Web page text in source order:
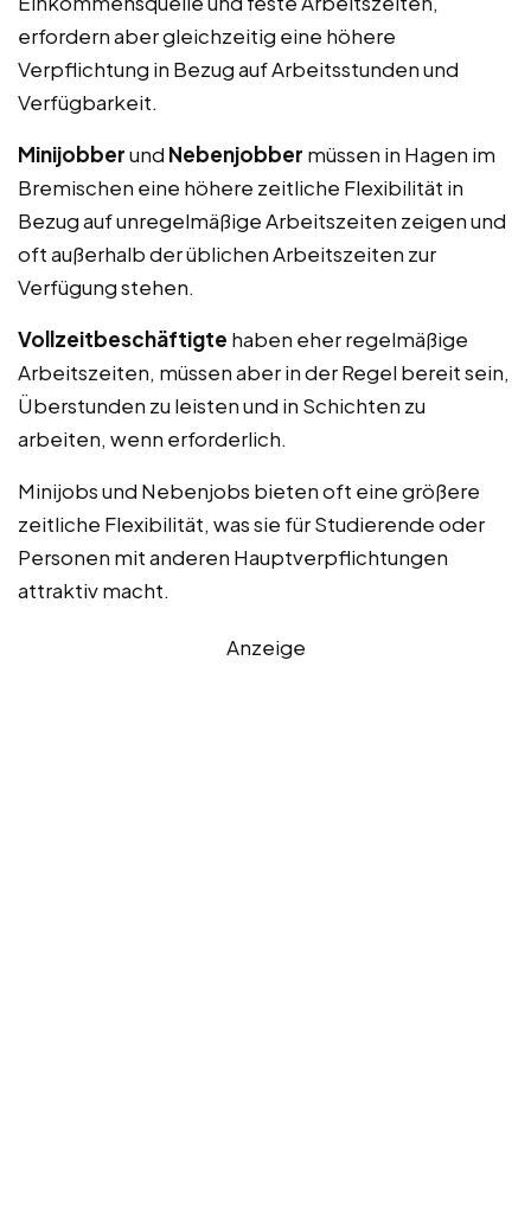
erfordern aber gleichzeitig eine höhere
Verpflichtung in Bezug auf Arbeitsstunden und
Verfügbarkeit.
Minijobberund Nebenjobber müssen in Hagen im
Bremischen eine höhere zeitliche Flexibilität in
Bezug auf unregelmäßige Arbeitszeiten zeigen und
oft außerhalb der üblichen Arbeitszeiten zur
Verfügung stehen.
Vollzeitbeschäftigte haben eher regelmäßige
Arbeitszeiten, müssen aber in der Regel bereit sein,
Überstunden zu leisten und in Schichten zu
arbeiten, wenn erforderlich.
Minijobs und Nebenjobs bieten oft eine größere
zeitliche Flexibilität, was sie für Studierende oder
Personen mit anderen Hauptverpflichtungen
attraktiv macht.
Anzeige